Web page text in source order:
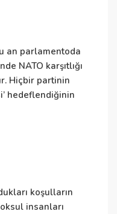
an parlamentoda
NATO karşıtlığı
Hiçbir partinin
hedeflendiğinin
koşulların
insanları